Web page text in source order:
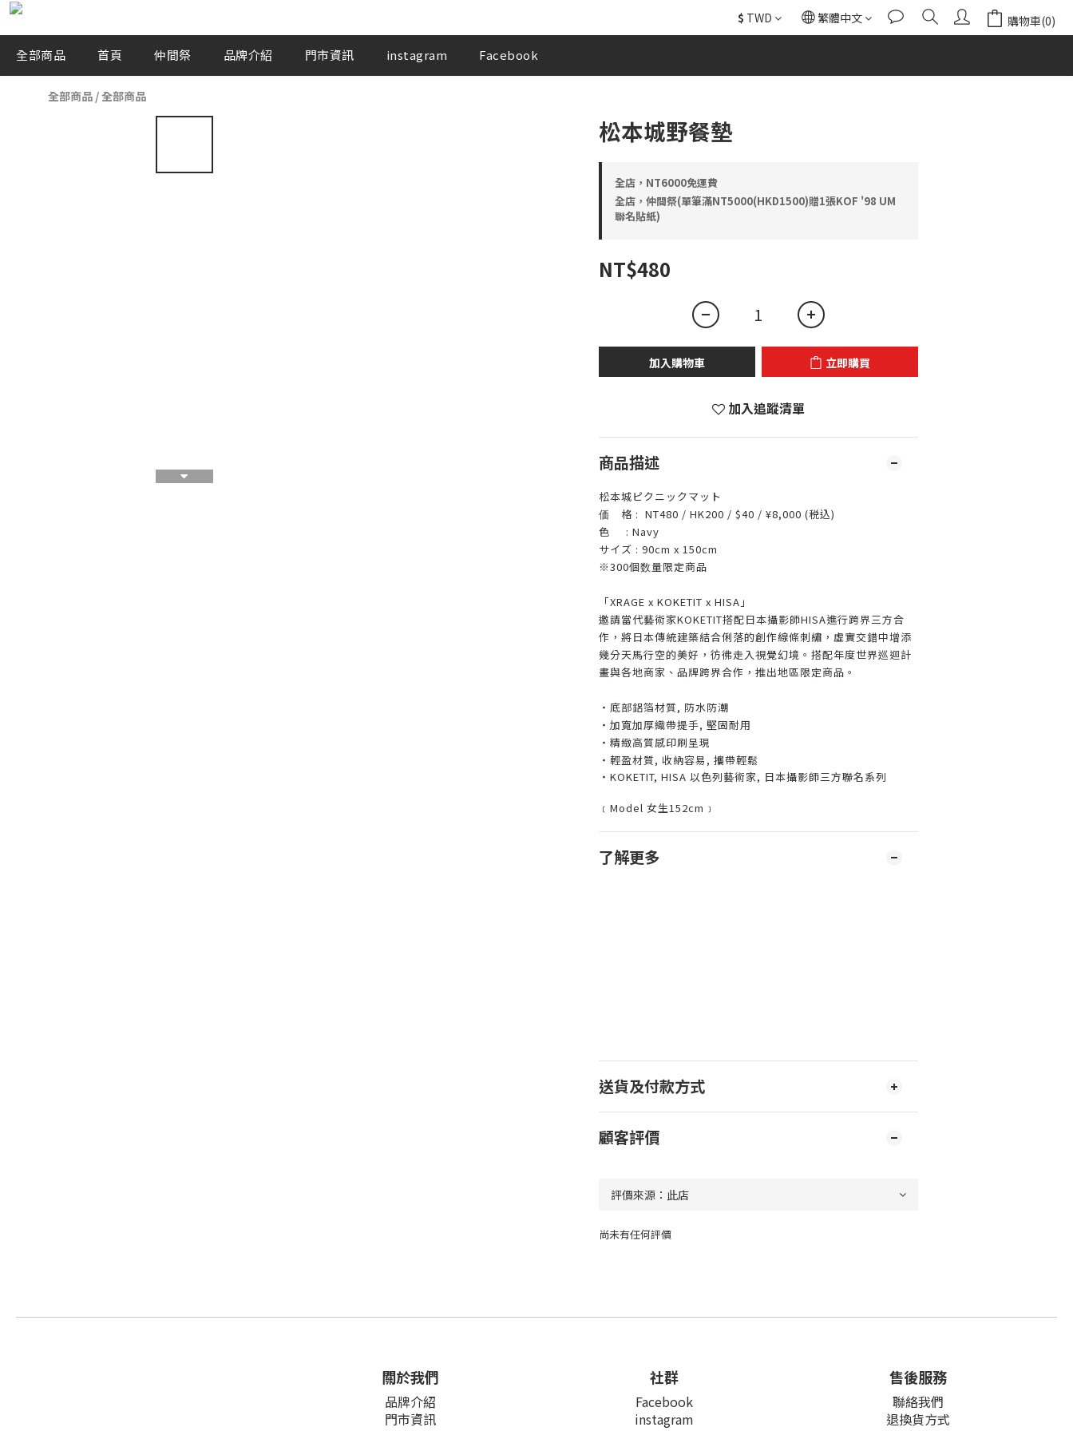
$ TWD 繁體中文 購物車(0)
全部商品 首頁 仲間祭 品牌介紹 門市資訊 instagram Facebook
全部商品 /全部商品
松本城野餐墊
全店，NT6000免運費
全店，仲間祭(單筆滿NT5000(HKD1500)贈1張KOF '98 UM
聯名貼紙)
NT$480
加入購物車 立即購買
加入追蹤清單
商品描述
松本城ピクニックマット
価 格 : NT480 / HK200 / $40 / ¥8,000 (税込)
色 : Navy
サイズ : 90cm x 150cm
※300個数量限定商品
「XRAGE x KOKETIT x HISA」
邀請當代藝術家KOKETIT搭配日本攝影師HISA進行跨界三方合
作，將日本傳統建築結合俐落的創作線條刺繡，虛實交錯中增添
幾分天馬行空的美好，彷彿走入視覺幻境。搭配年度世界巡迴計
畫與各地商家、品牌跨界合作，推出地區限定商品。
‧底部鋁箔材質, 防水防潮
‧加寬加厚織帶提手, 堅固耐用
‧精緻高質感印刷呈現
‧輕盈材質, 收納容易, 攜帶輕鬆
‧KOKETIT, HISA 以色列藝術家, 日本攝影師三方聯名系列
﹝Model 女生152cm﹞
了解更多
送貨及付款方式
顧客評價
尚未有任何評價
關於我們
品牌介紹
門市資訊
社群
Facebook
instagram
售後服務
聯絡我們
退換貨方式